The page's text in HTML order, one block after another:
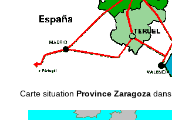
Carte situation Province Zaragozadans